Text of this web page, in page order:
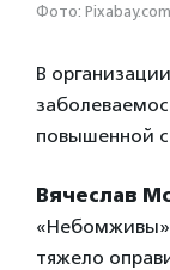
Фото: Pixabay.com
В
повышенной
Вячеслав
тяжело